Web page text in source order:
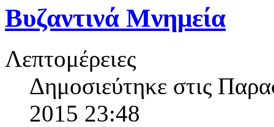
Βυζαντινά Μνημεία
Λεπτομέρειες
Δημοσιεύτηκε στις
2015 23:48